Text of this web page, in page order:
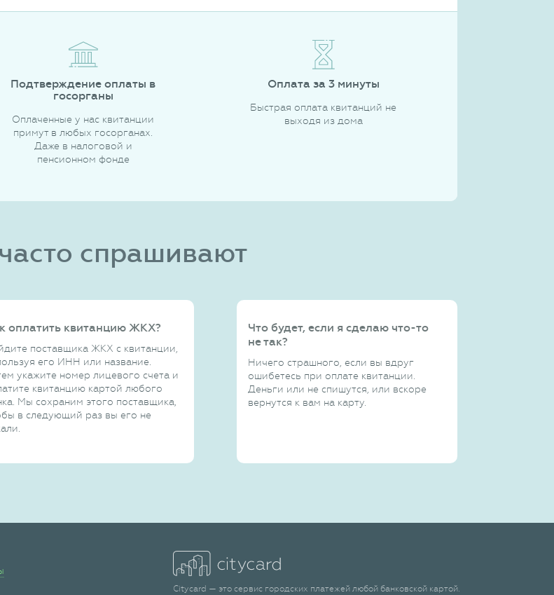
Подтверждение оплаты в
госорганы
Оплаченные у нас квитанции
примут в любых госорганах.
Даже в налоговой и
пенсионном фонде
Оплата за 3 минуты
Быстрая оплата квитанций не
выходя из дома
спрашивают
оплатить квитанцию ЖКХ?
поставщика ЖКХ с квитанции,
его ИНН или название.
укажите номер лицевого счета и
квитанцию картой любого
Мы сохраним этого поставщика,
в следующий раз вы его не
Что будет, если я сделаю что-то
не так?
Ничего страшного, если вы вдруг
ошибетесь при оплате квитанции.
Деньги или не спишутся, или вскоре
вернутся к вам на карту.
Citycard — это сервис городских платежей любой банковской картой.